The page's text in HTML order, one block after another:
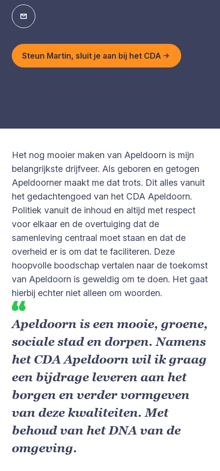
Steun Martin, sluit je aan bij het CDA
Het nog mooier maken van Apeldoorn is mijn
belangrijkste drijfveer. Als geboren en getogen
Apeldoorner maakt me dat trots. Dit alles vanuit
het gedachtengoed van het CDA Apeldoorn.
Politiek vanuit de inhoud en altijd met respect
voor elkaar en de overtuiging dat de
samenleving centraal moet staan en dat de
overheid er is om dat te faciliteren. Deze
hoopvolle boodschap vertalen naar de toekomst
van Apeldoorn is geweldig om te doen. Het gaat
hierbij echter niet alleen om woorden.
Apeldoorn is een mooie, groene,
sociale stad en dorpen. Namens
het CDA Apeldoorn wil ik graag
een bijdrage leveren aan het
borgen en verder vormgeven
van deze kwaliteiten. Met
behoud van het DNA van de
omgeving.